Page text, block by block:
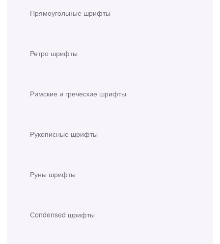
Прямоугольные шрифты
Ретро шрифты
Римские и греческие шрифты
Рукописные шрифты
Руны шрифты
Сondensed шрифты